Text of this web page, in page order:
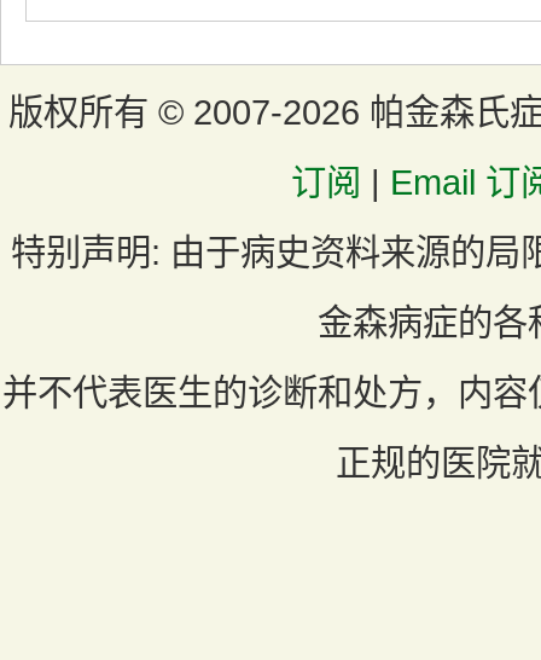
版权所有 © 2007-2026 帕金森氏
订阅 | Email 订
特别声明: 由于病史资料来源的局
金森病症的各
并不代表医生的诊断和处方，内
正规的医院